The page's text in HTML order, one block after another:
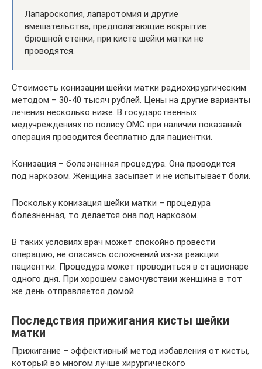
Лапароскопия, лапаротомия и другие
вмешательства, предполагающие вскрытие
брюшной стенки, при кисте шейки матки не
проводятся.
Стоимость конизации шейки матки радиохирургическим
методом – 30-40 тысяч рублей. Цены на другие варианты
лечения несколько ниже. В государственных
медучреждениях по полису ОМС при наличии показаний
операция проводится бесплатно для пациентки.
Конизация – болезненная процедура. Она проводится
под наркозом. Женщина засыпает и не испытывает боли.
Поскольку конизация шейки матки – процедура
болезненная, то делается она под наркозом.
В таких условиях врач может спокойно провести
операцию, не опасаясь осложнений из-за реакции
пациентки. Процедура может проводиться в стационаре
одного дня. При хорошем самочувствии женщина в тот
же день отправляется домой.
Последствия прижигания кисты шейки
матки
Прижигание – эффективный метод избавления от кисты,
который во многом лучше хирургического